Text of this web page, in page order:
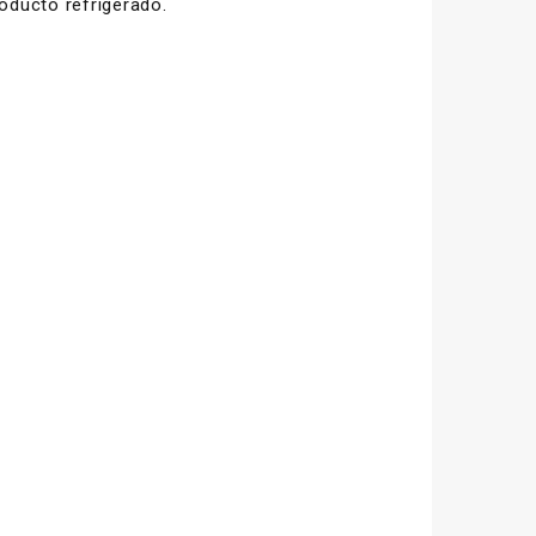
refrigerado.